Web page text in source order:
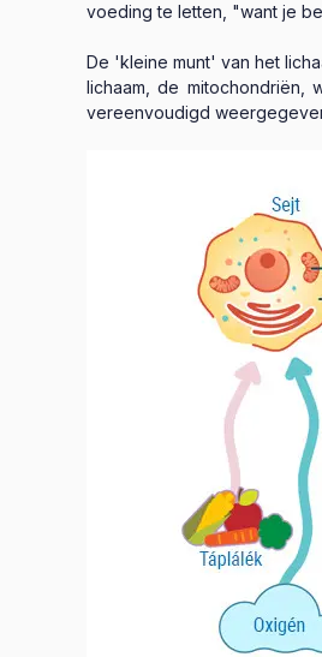
voeding te letten, "want je
De 'kleine munt' van het
lichaam, de mitochondriën,
vereenvoudigd